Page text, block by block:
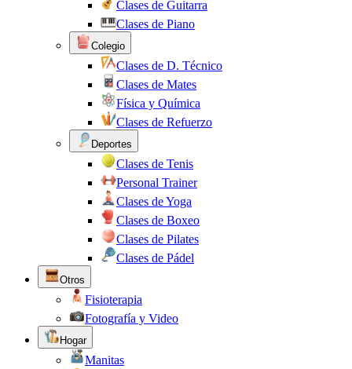
Clases de Guitarra
Clases de Piano
Colegio
Clases de D. Técnico
Clases de Mates
Física y Química
Clases de Refuerzo
Deportes
Clases de Tenis
Personal Trainer
Clases de Yoga
Clases de Boxeo
Clases de Pilates
Clases de Pádel
Otros
Fisioterapia
Fotografía y Video
Hogar
Manitas